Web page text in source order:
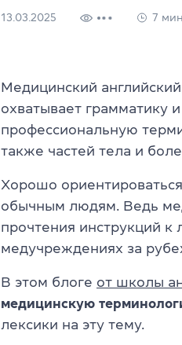
13.03.2025 7
Медицинский
охватывает грамматику
профессиональную
также частей тела и
Хорошо
обычным людям. Ведь
прочтения инструкций к
медучреждениях за
В этом блоге от школы
медицинскую
лексики на эту тему.